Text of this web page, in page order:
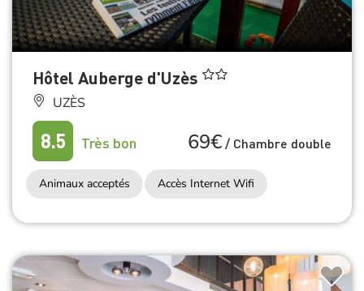
Hôtel Auberge d'Uzès
UZÈS
8.5 Très bon 69€/ Chambre double
Animaux acceptés Accès Internet Wifi